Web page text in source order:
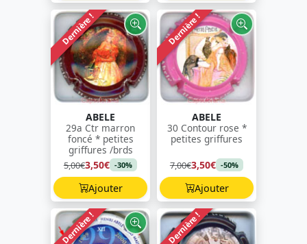
Dernière !
ABELE
29a Ctr marron
foncé * petites
griffures /brds
5,00€3,50€ -30%
Ajouter
Dernière !
ABELE
30 Contour rose *
petites griffures
7,00€3,50€ -50%
Ajouter
Dernière ! Dernière !